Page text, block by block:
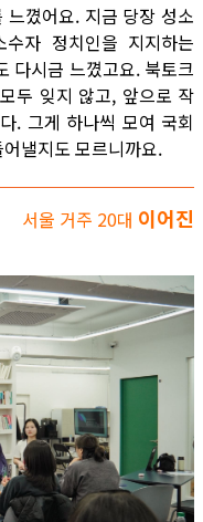
꼈어요. 지금 당장 성소
자 정치인을 지지하는
다시금 느꼈고요. 북토크
두 잊지 않고, 앞으로 작
. 그게 하나씩 모여 국회
낼지도 모르니까요.
서울 거주 20대 이어진